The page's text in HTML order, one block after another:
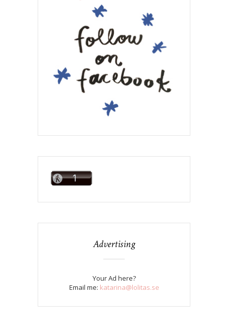
Advertising
Your Ad here?
Email me: katarina@lolitas.se